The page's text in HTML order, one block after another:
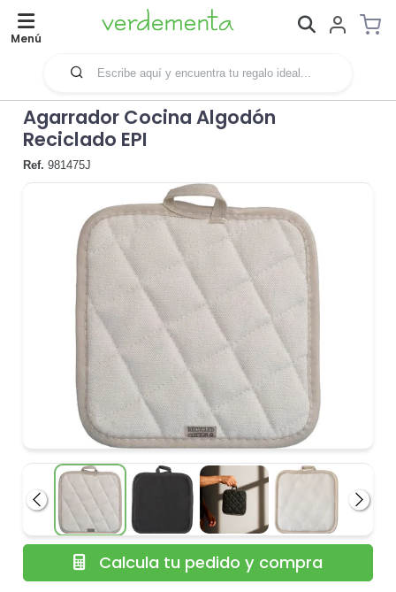
Menú
Agarrador Cocina Algodón
Reciclado EPI
Ref. 981475J
Anterior
Calcula tu pedido y compra